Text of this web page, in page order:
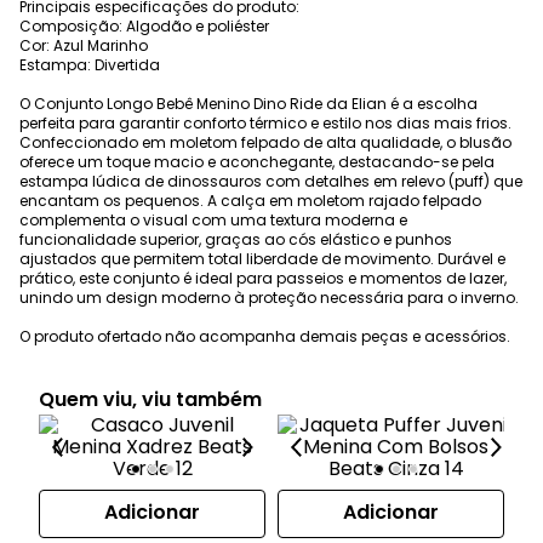
Principais especificações do produto:
Composição: Algodão e poliéster
Cor: Azul Marinho
Estampa: Divertida
O Conjunto Longo Bebê Menino Dino Ride da Elian é a escolha
perfeita para garantir conforto térmico e estilo nos dias mais frios.
Confeccionado em moletom felpado de alta qualidade, o blusão
oferece um toque macio e aconchegante, destacando-se pela
estampa lúdica de dinossauros com detalhes em relevo (puff) que
encantam os pequenos. A calça em moletom rajado felpado
complementa o visual com uma textura moderna e
funcionalidade superior, graças ao cós elástico e punhos
ajustados que permitem total liberdade de movimento. Durável e
prático, este conjunto é ideal para passeios e momentos de lazer,
unindo um design moderno à proteção necessária para o inverno.
O produto ofertado não acompanha demais peças e acessórios.
Quem viu, viu também
Adicionar Adicionar